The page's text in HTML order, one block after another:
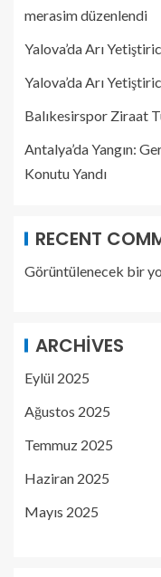
merasim düzenlendi
Yalova’da Arı
Yalova’da Arı
Balıkesirspor Ziraat
Antalya’da Yangın:
Konutu Yandı
RECENT
Görüntülenecek bir
ARCHIVES
Eylül 2025
Ağustos 2025
Temmuz 2025
Haziran 2025
Mayıs 2025